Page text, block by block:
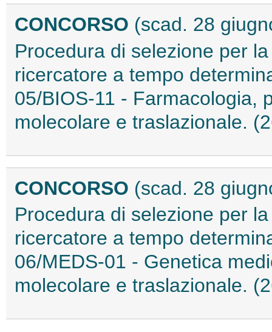
CONCORSO (scad. 28
Procedura di selezione per
ricercatore a tempo
05/BIOS-11 - Farmacologia,
molecolare e traslazionale.
CONCORSO (scad. 28
Procedura di selezione per
ricercatore a tempo
06/MEDS-01 - Genetica
molecolare e traslazionale.